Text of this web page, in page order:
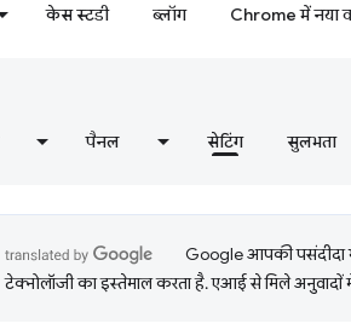
केस स्टडी ब्लॉग Chrome में नया
पैनल सेटिंग सुलभता
Google आपकी पसंदीदा
टेक्नोलॉजी का इस्तेमाल करता है. एआई से मिले अनुवादों